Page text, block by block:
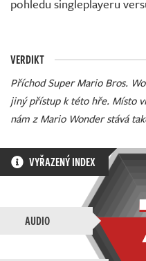
pohledu singleplayeru
VERDIKT
Příchod Super Mario Bros.
jiný přístup k této hře. Místo
nám z Mario Wonder stává
VYŘAZENÝ INDEX
AUDIO